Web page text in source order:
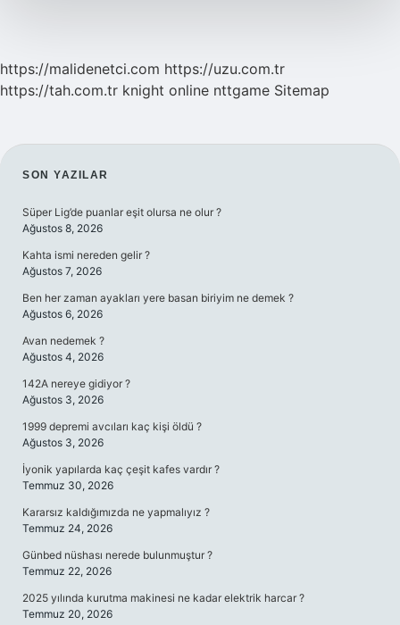
https://malidenetci.com https://uzu.com.tr
https://tah.com.tr knight online nttgame Sitemap
SIDEBAR
SON YAZILAR
Süper Lig’de puanlar eşit olursa ne olur ?
Ağustos 8, 2026
Kahta ismi nereden gelir ?
Ağustos 7, 2026
Ben her zaman ayakları yere basan biriyim ne demek ?
Ağustos 6, 2026
Avan nedemek ?
Ağustos 4, 2026
142A nereye gidiyor ?
Ağustos 3, 2026
1999 depremi avcıları kaç kişi öldü ?
Ağustos 3, 2026
İyonik yapılarda kaç çeşit kafes vardır ?
Temmuz 30, 2026
Kararsız kaldığımızda ne yapmalıyız ?
Temmuz 24, 2026
Günbed nüshası nerede bulunmuştur ?
Temmuz 22, 2026
2025 yılında kurutma makinesi ne kadar elektrik harcar ?
Temmuz 20, 2026